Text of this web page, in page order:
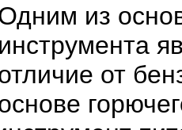
из
инструмента
от